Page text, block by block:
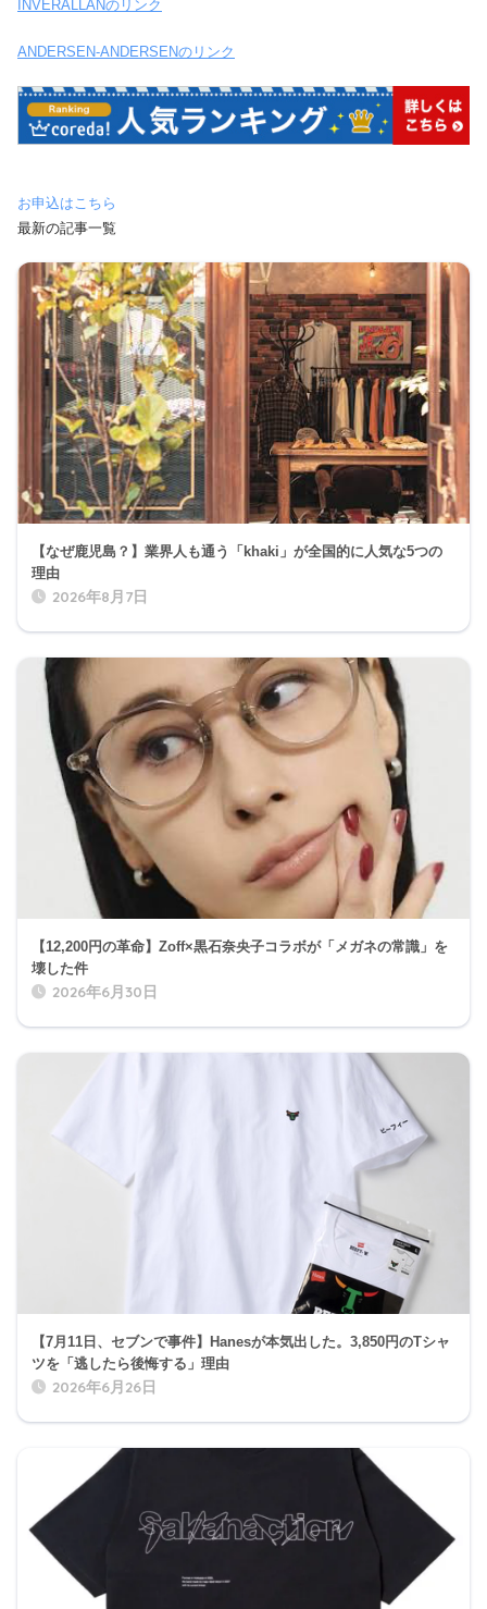
INVERALLANのリンク
ANDERSEN-ANDERSENのリンク
お申込はこちら
最新の記事一覧
【なぜ鹿児島？】業界人も通う「khaki」が全国的に人気な5つの
理由
2026年8月7日
【12,200円の革命】Zoff×黒石奈央子コラボが「メガネの常識」を
壊した件
2026年6月30日
【7月11日、セブンで事件】Hanesが本気出した。3,850円のTシャ
ツを「逃したら後悔する」理由
2026年6月26日